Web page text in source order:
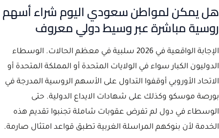
هل يمكن لمواطن سعودي اليوم شراء أسهم
روسية مباشرة عبر وسيط دولي معروف
الإجابة الواقعية في 2026 سلبية في معظم الحالات. الوسطاء
الدوليون الكبار سواء في الولايات المتحدة أو المملكة المتحدة أو
الاتحاد الأوروبي أوقفوا التداول على الأسهم الروسية المدرجة في
بورصة موسكو وكذلك على شهادات الايداع الدولية. حتى
الوسطاء في دول لم تفرض عقوبات شاملة تجنبوا تقديم هذه
الخدمة لأن بنوكهم المراسلة الغربية تطبق قواعد امتثال صارمة.